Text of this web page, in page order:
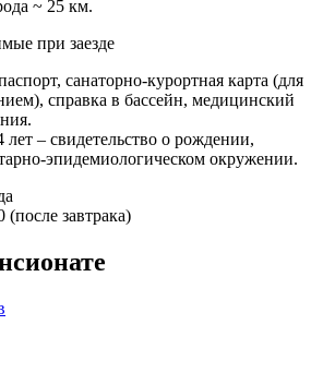
~ 25 км.
при заезде
санаторно-курортная карта (для
справка в бассейн, медицинский
лет – свидетельство о рождении,
эпидемиологическом окружении.
(после завтрака)